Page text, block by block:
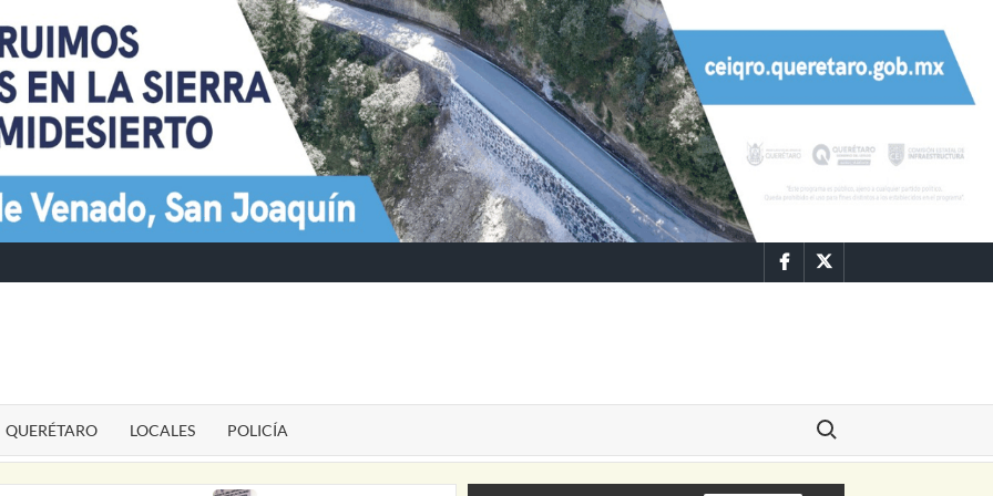
FacebookTwitter
QUERÉTARO LOCALES POLICÍA
Buscar: